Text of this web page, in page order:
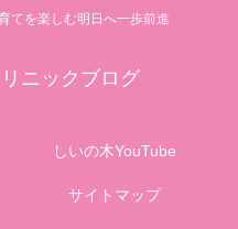
てを楽しむ明日へ一歩前進
ニックブログ
しいの木YouTube
サイトマップ